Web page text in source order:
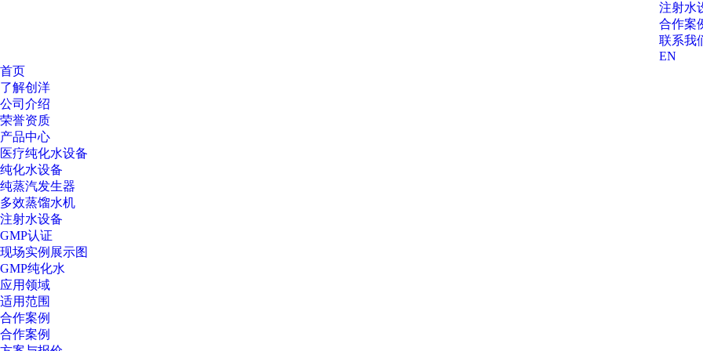
注射水
合作案
联系我
EN
首页
了解创洋
公司介绍
荣誉资质
产品中心
医疗纯化水设备
纯化水设备
纯蒸汽发生器
多效蒸馏水机
注射水设备
GMP认证
现场实例展示图
GMP纯化水
应用领域
适用范围
合作案例
合作案例